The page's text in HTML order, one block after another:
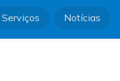
Serviços Notícias